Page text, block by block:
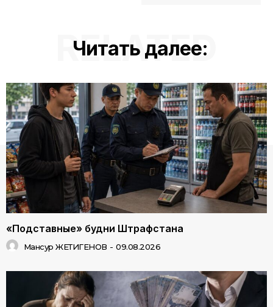
Читать далее:
RELATED
«Подставные» будни Штрафстана
Мансур ЖЕТИГЕНОВ - 09.08.2026